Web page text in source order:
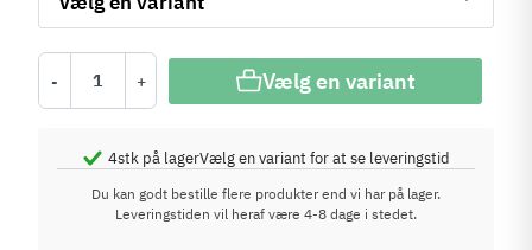
- + Vælg en variant
4stk på lagerVælg en variant for at se leveringstid
Du kan godt bestille flere produkter end vi har på lager.
Leveringstiden vil heraf være 4-8 dage i stedet.